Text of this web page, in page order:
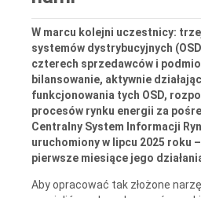
W marcu kolejni uczestnicy:
systemów dystrybucyjnych
czterech sprzedawców i
bilansowanie, aktywnie
funkcjonowania tych OSD,
procesów rynku energii za
Centralny System Informacji
uruchomiony w lipcu 2025 roku
pierwsze miesiące jego
Aby opracować tak złożone